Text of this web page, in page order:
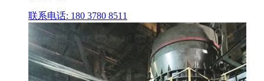
联系电话: 180 3780 8511